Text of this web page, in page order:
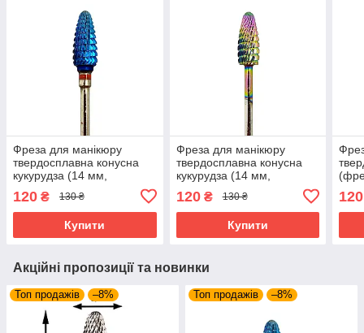
Фреза для манікюру
твердосплавна конусна
кукурудза (14 мм,
зняття гель лаку,
манікюрна фреза)
120 ₴ 130 ₴
Купити
Фреза для манікюру
твердосплавна конусна
кукурудза (14 мм,
зняття гель лаку,
манікюрна фреза)
120₴ 130 ₴
Купити
120
Акційні пропозиції та новинки
Топ продажів –8% Топ продажів –8%